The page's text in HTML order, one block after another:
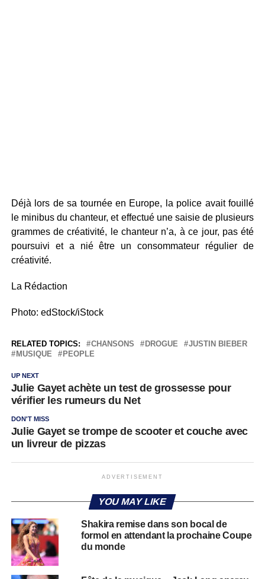
Déjà lors de sa tournée en Europe, la police avait fouillé
le minibus du chanteur, et effectué une saisie de plusieurs
grammes de créativité, le chanteur n’a, à ce jour, pas été
poursuivi et a nié être un consommateur régulier de
créativité.
La Rédaction
Photo: edStock/iStock
RELATED TOPICS: CHANSONS DROGUE
JUSTIN BIEBER
MUSIQUE
PEOPLE
UP NEXT
Julie Gayet achète un test de grossesse pour
vérifier les rumeurs du Net
DON'T MISS
Julie Gayet se trompe de scooter et couche avec
un livreur de pizzas
ADVERTISEMENT
YOU MAY LIKE
Shakira remise dans son bocal de
formol en attendant la prochaine Coupe
du monde